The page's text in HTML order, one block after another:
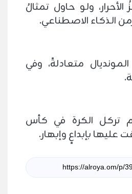
الأحرار، ولو حاول تمثالُ
الذكاء الاصطناعي.
متعادلةً، وفي
تركل الكرة في كأس
عليها بإبداعٍ وإبهار.